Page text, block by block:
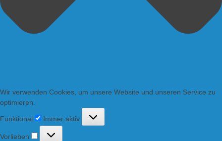
Wir verwenden Cookies, um unsere Website und unseren Service zu
optimieren.
Funktional
Immer aktiv
Vorlieben